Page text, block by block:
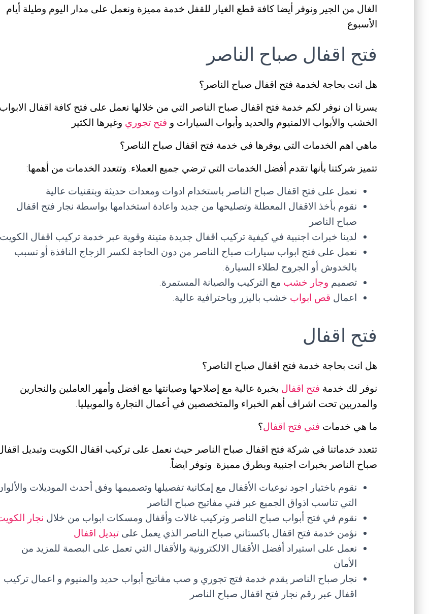
الغال من الجير ونوفر أيضا كافة قطع الغيار للقفل خدمة مميزة ونعمل على مدار اليوم وطيلة أيام
الأسبوع
فتح اقفال صباح الناصر
هل انت بحاجة لخدمة فتح اقفال صباح الناصر؟
يسرنا ان نوفر لكم خدمة فتح اقفال صباح الناصر التي من خلالها نعمل على فتح كافة اقفال الابواب
الخشب والأبواب الالمنيوم والحديد وأبواب السيارات و فتح تجوري وغيرها الكثير
ماهي اهم الخدمات التي يوفرها في خدمة فتح اقفال صباح الناصر؟
تتميز شركتنا بأنها تقدم أفضل الخدمات التي ترضي جميع العملاء. وتتعدد الخدمات من أهمها:
نعمل على فتح اقفال صباح الناصر باستخدام ادوات ومعدات حديثة وبتقنيات عالية
نقوم بأخذ الاقفال المعطلة وتصليحها من جديد واعادة استخدامها بواسطة نجار فتح اقفال
صباح الناصر
لدينا خبرات اجنبية في كيفية تركيب اقفال جديدة متينة وقوية عبر خدمة تركيب اقفال الكويت
نعمل على فتح ابواب سيارات صباح الناصر من دون الحاجة لكسر الزجاج النافذة أو تسبب
بالخدوش أو الجروح لطلاء السيارة.
تصميم وجار خشب مع التركيب والصيانة المستمرة.
اعمال قص ابواب خشب باليزر وباحترافية عالية.
فتح اقفال
هل انت بحاجة خدمة فتح اقفال صباح الناصر؟
نوفر لك خدمة فتح اقفال بخبرة عالية مع إصلاحها وصيانتها مع افضل وأمهر العاملين والنجارين
والمدربين تحت اشراف أهم الخبراء والمتخصصين في أعمال النجارة والموبيليا.
ما هي خدمات فني فتح اقفال؟
تتعدد خدماتنا في شركة فتح اقفال صباح الناصر حيث نعمل على تركيب اقفال الكويت وتبديل
صباح الناصر بخبرات اجنبية وبطرق مميزة. ونوفر ايضاً:
نقوم باختيار اجود نوعيات الأقفال مع إمكانية تفصيلها وتصميمها وفق أحدث الموديلات
التي تناسب اذواق الجميع عبر فني مفاتيح صباح الناصر
نقوم في فتح أبواب صباح الناصر وتركيب غالات وأقفال ومسكات ابواب من خلال نجار
نؤمن خدمة فتح اقفال باكستاني صباح الناصر الذي يعمل على تبديل اقفال
نعمل على استيراد أفضل الأقفال الالكترونية والأقفال التي تعمل على البصمة للمزيد من
الأمان
نجار صباح الناصر يقدم خدمة فتج تجوري و صب مفاتيح أبواب حديد والمنيوم و اعمال تركيب
اقفال عبر رقم نجار فتح اقفال صباح الناصر